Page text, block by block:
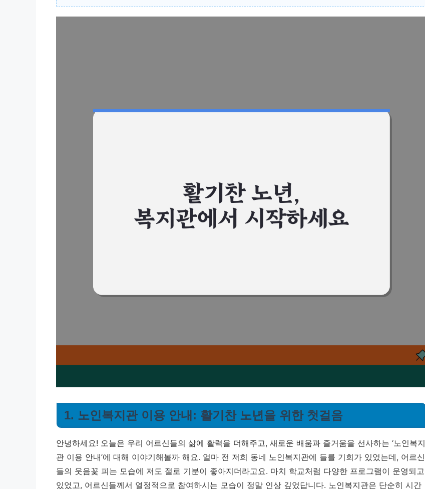
1. 노인복지관 이용 안내: 활기찬 노년을 위한 첫걸음
안녕하세요! 오늘은 우리 어르신들의 삶에 활력을 더해주고, 새로운 배움과 즐거움을 선사하는 ‘노인복지
관 이용 안내’에 대해 이야기해볼까 해요. 얼마 전 저희 동네 노인복지관에 들를 기회가 있었는데, 어르신
들의 웃음꽃 피는 모습에 저도 절로 기분이 좋아지더라고요. 마치 학교처럼 다양한 프로그램이 운영되고
있었고, 어르신들께서 열정적으로 참여하시는 모습이 정말 인상 깊었답니다. 노인복지관은 단순히 시간